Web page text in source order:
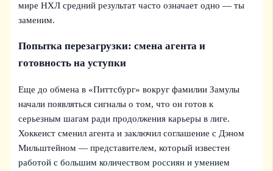
мире НХЛ средний результат часто означает одно — ты
заменим.
Попытка перезагрузки: смена агента и
готовность на уступки
Еще до обмена в «Питтсбург» вокруг фамилии Замулы
начали появляться сигналы о том, что он готов к
серьезным шагам ради продолжения карьеры в лиге.
Хоккеист сменил агента и заключил соглашение с Дэном
Мильштейном — представителем, который известен
работой с большим количеством россиян и умением